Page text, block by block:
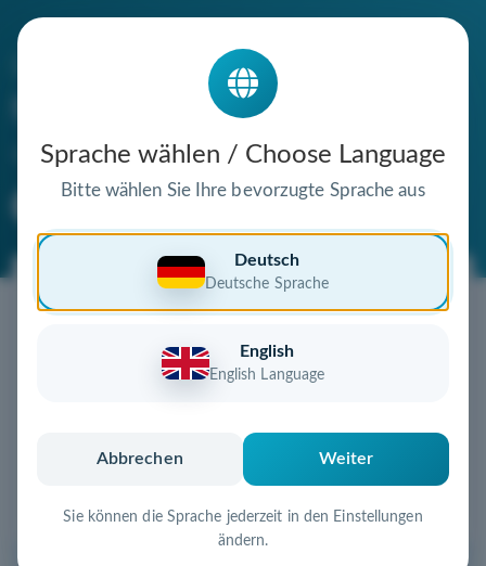
Sprache wählen / Choose Language
Bitte wählen Sie Ihre bevorzugte Sprache aus
Deutsch
Deutsche Sprache
English
English Language
Abbrechen Weiter
Sie können die Sprache jederzeit in den Einstellungen
ändern.
steht zum Verkauf
Jetzt diese Wunschdomain
Diese Domain könnte schon bald Ihnen gehören!
Schnell, sicher und unkompliziert zur eigenen